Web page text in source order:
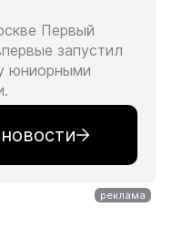
Первый
запустил
юниорными